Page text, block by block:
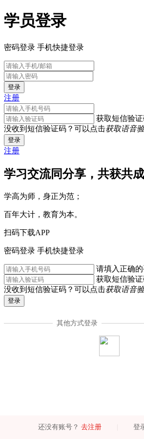
学员登录
密码登录 手机快捷登录
登录
注册
获取短信验
没收到短信验证码？可以点击获取语音
登录
注册
学习交流同分享，共获共
学高为师，身正为范；
百年大计，教育为本。
扫码下载APP
密码登录 手机快捷登录
请填入正确的
获取短信验
没收到短信验证码？可以点击获取语音
登录
其他方式登录
还没有账号？ 去注册 登